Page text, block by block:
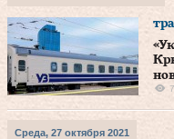
Среда, 27 октября 2021